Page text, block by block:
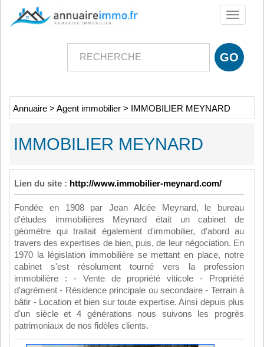
Toggle
Annuaire > Agent immobilier > IMMOBILIER MEYNARD
IMMOBILIER MEYNARD
Lien du site : http://www.immobilier-meynard.com/
Fondée en 1908 par Jean Alcée Meynard, le bureau
d'études immobilières Meynard était un cabinet de
géomètre qui traitait également d'immobilier, d'abord au
travers des expertises de bien, puis, de leur négociation. En
1970 la législation immobilière se mettant en place, notre
cabinet s'est résolument tourné vers la profession
immobilière : - Vente de propriété viticole - Propriété
d'agrément - Résidence principale ou secondaire - Terrain à
bâtir - Location et bien sur toute expertise. Ainsi depuis plus
d'un siècle et 4 générations nous suivons les progrès
patrimoniaux de nos fidèles clients.